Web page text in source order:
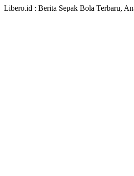
Libero.id : Berita Sepak Bola Terbaru,